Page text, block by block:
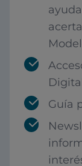
Guía